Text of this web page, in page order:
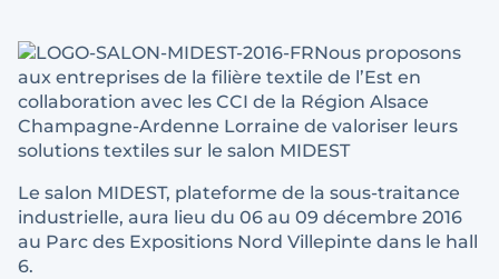
Nous proposons
aux entreprises de la filière textile de l’Est en
collaboration avec les CCI de la Région Alsace
Champagne-Ardenne Lorraine de valoriser leurs
solutions textiles sur le salon MIDEST
Le salon MIDEST, plateforme de la sous-traitance
industrielle, aura lieu du 06 au 09 décembre 2016
au Parc des Expositions Nord Villepinte dans le hall
6.